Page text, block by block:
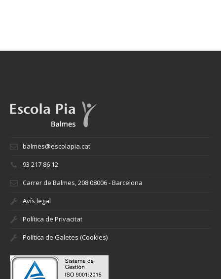
balmes@escolapia.cat
93 217 86 12
Carrer de Balmes, 208 08006 - Barcelona
Avís legal
Política de Privacitat
Política de Galetes (Cookies)